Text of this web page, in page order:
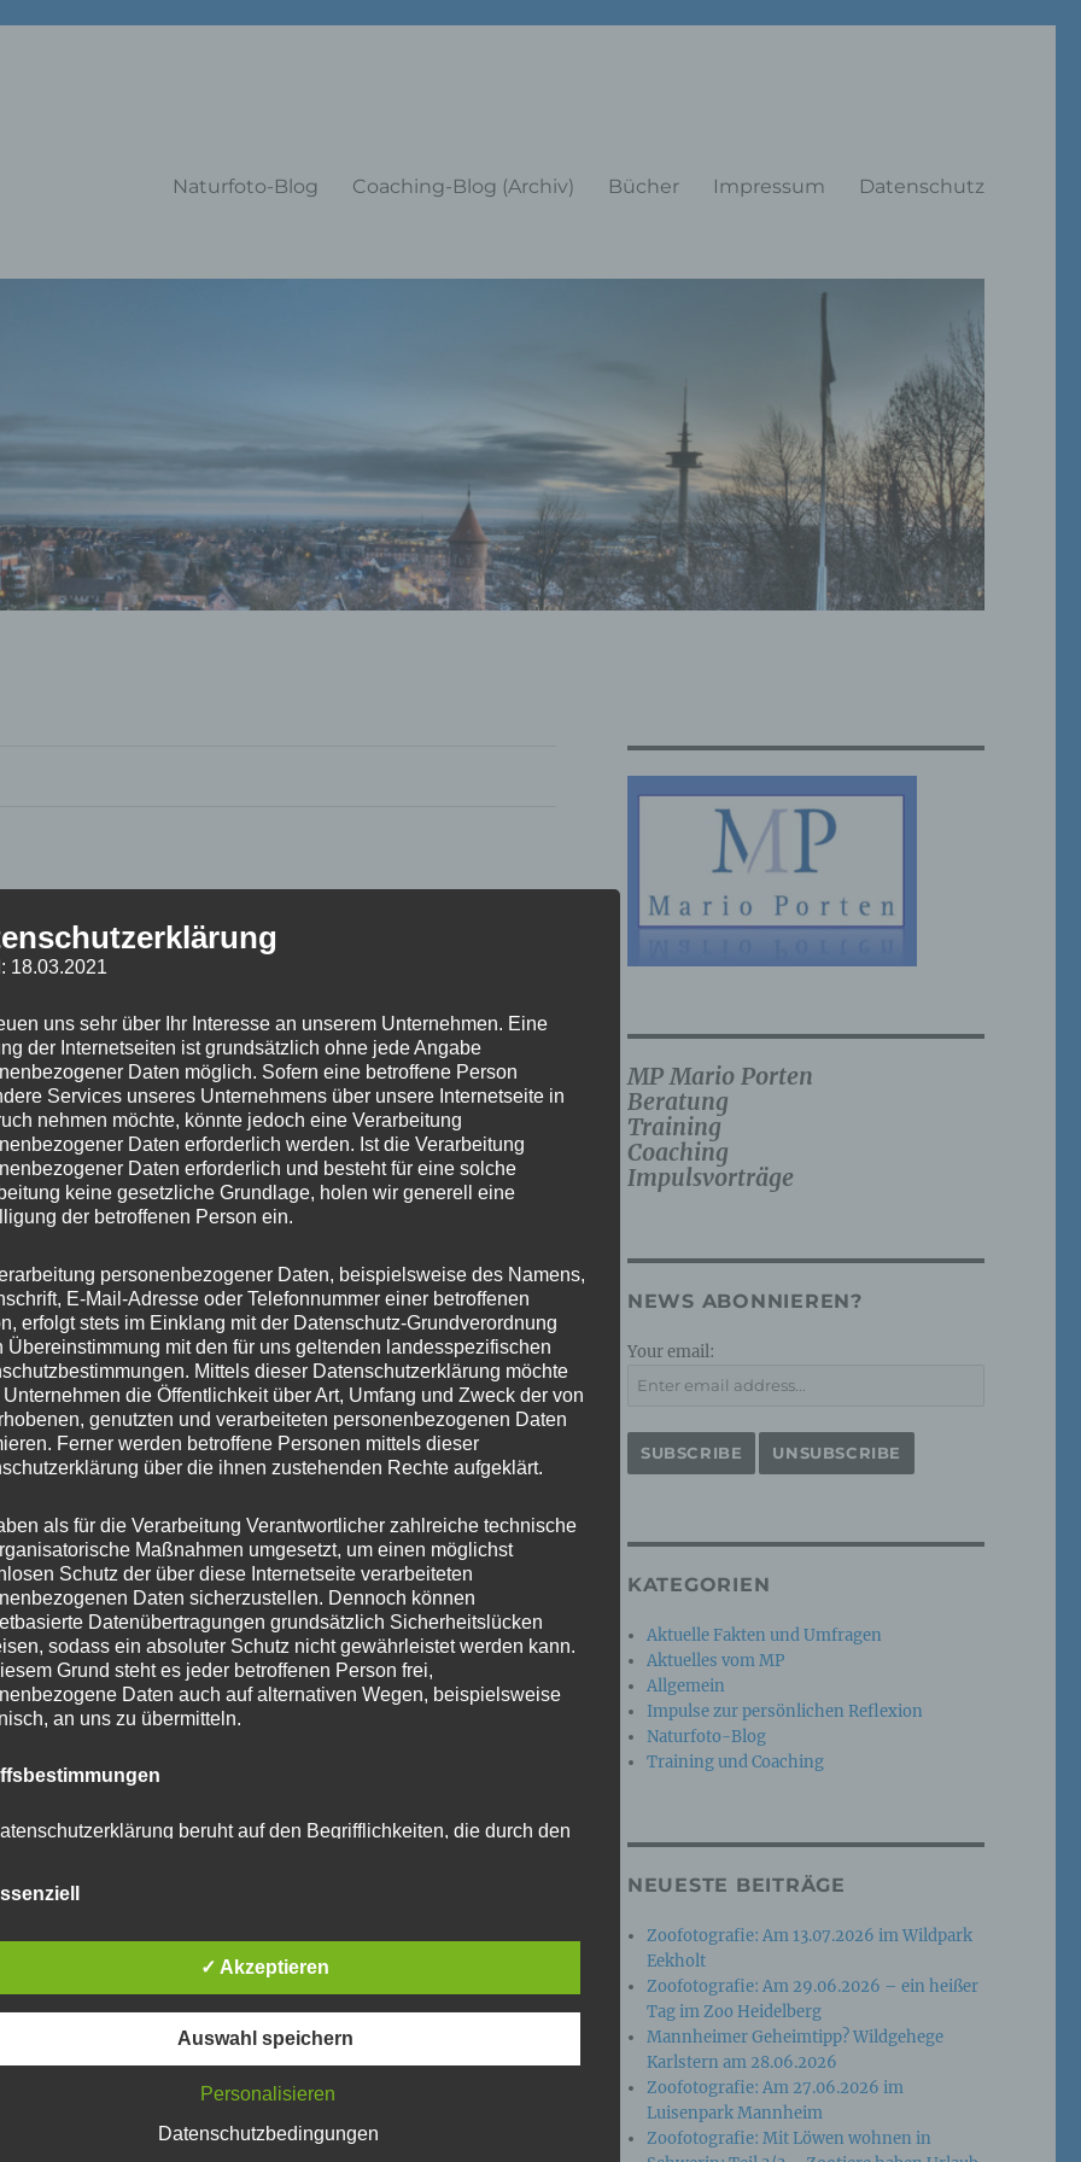
Naturfoto-Blog Coaching-Blog (Archiv) Bücher Impressum Datenschutz
MP Mario Porten
Beratung
Training
Coaching
Impulsvorträge
NEWS ABONNIEREN?
Your email:
KATEGORIEN
Aktuelle Fakten und Umfragen
Aktuelles vom MP
Allgemein
Impulse zur persönlichen Reflexion
Naturfoto-Blog
Training und Coaching
NEUESTE BEITRÄGE
Zoofotografie: Am 13.07.2026 im Wildpark
Eekholt
Zoofotografie: Am 29.06.2026 – ein heißer
Tag im Zoo Heidelberg
Mannheimer Geheimtipp? Wildgehege
Karlstern am 28.06.2026
Zoofotografie: Am 27.06.2026 im
Luisenpark Mannheim
Zoofotografie: Mit Löwen wohnen in
18.03.2021
uns sehr über Ihr Interesse an unserem Unternehmen. Eine
der Internetseiten ist grundsätzlich ohne jede Angabe
Daten möglich. Sofern eine betroffene Person
Services unseres Unternehmens über unsere Internetseite in
nehmen möchte, könnte jedoch eine Verarbeitung
Daten erforderlich werden. Ist die Verarbeitung
Daten erforderlich und besteht für eine solche
keine gesetzliche Grundlage, holen wir generell eine
der betroffenen Person ein.
personenbezogener Daten, beispielsweise des Namens,
E-Mail-Adresse oder Telefonnummer einer betroffenen
erfolgt stets im Einklang mit der Datenschutz-Grundverordnung
Übereinstimmung mit den für uns geltenden landesspezifischen
Mittels dieser Datenschutzerklärung möchte
Unternehmen die Öffentlichkeit über Art, Umfang und Zweck der von
genutzten und verarbeiteten personenbezogenen Daten
Ferner werden betroffene Personen mittels dieser
über die ihnen zustehenden Rechte aufgeklärt.
als für die Verarbeitung Verantwortlicher zahlreiche technische
Maßnahmen umgesetzt, um einen möglichst
Schutz der über diese Internetseite verarbeiteten
Daten sicherzustellen. Dennoch können
Datenübertragungen grundsätzlich Sicherheitslücken
sodass ein absoluter Schutz nicht gewährleistet werden kann.
Grund steht es jeder betroffenen Person frei,
Daten auch auf alternativen Wegen, beispielsweise
an uns zu übermitteln.
beruht auf den Begrifflichkeiten, die durch den
Grundverordnung (DS-GVO) verwendet wurden. Unsere
soll sowohl für die Öffentlichkeit als auch für unsere
gewährleisten, möchten wir vorab die verwendeten
in dieser Datenschutzerklärung unter anderem die
✓ Akzeptieren
Auswahl speichern
Personalisieren
Datenschutzbedingungen